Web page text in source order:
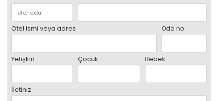
Otel ismi veya adres Oda no
Yetişkin Çocuk Bebek
İletiniz